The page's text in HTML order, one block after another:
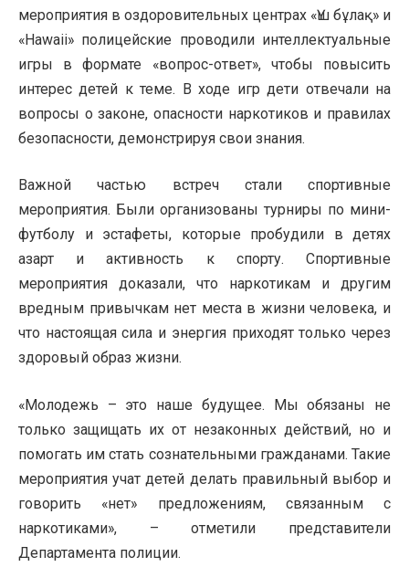
мероприятия в оздоровительных центрах «Үш бұлақ» и
«Hawaii» полицейские проводили интеллектуальные
игры в формате «вопрос-ответ», чтобы повысить
интерес детей к теме. В ходе игр дети отвечали на
вопросы о законе, опасности наркотиков и правилах
безопасности, демонстрируя свои знания.
Важной частью встреч стали спортивные
мероприятия. Были организованы турниры по мини-
футболу и эстафеты, которые пробудили в детях
азарт и активность к спорту. Спортивные
мероприятия доказали, что наркотикам и другим
вредным привычкам нет места в жизни человека, и
что настоящая сила и энергия приходят только через
здоровый образ жизни.
«Молодежь – это наше будущее. Мы обязаны не
только защищать их от незаконных действий, но и
помогать им стать сознательными гражданами. Такие
мероприятия учат детей делать правильный выбор и
говорить «нет» предложениям, связанным с
наркотиками», – отметили представители
Департамента полиции.